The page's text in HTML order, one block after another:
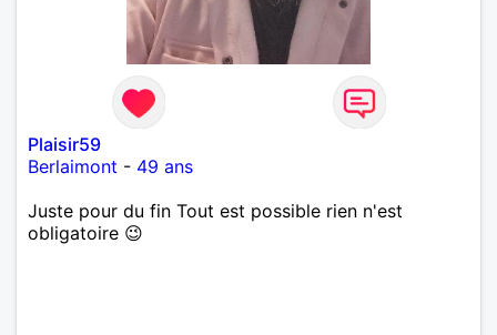
Plaisir59
Berlaimont - 49 ans
Juste pour du fin Tout est possible rien n'est
obligatoire 😉